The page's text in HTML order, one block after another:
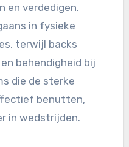
en verdedigen.
in fysieke
terwijl backs
behendigheid bij
die de sterke
benutten,
in wedstrijden.